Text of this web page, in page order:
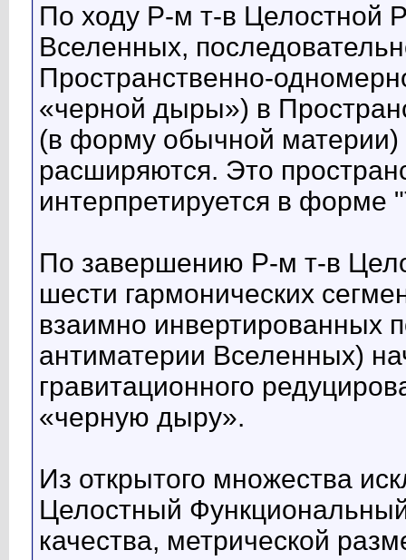
По ходу Р-м т-в Целостной
Вселенных,
Пространственно-
«черной дыры») в
(в форму обычной
расширяются. Это
интерпретируется в форме
По завершению Р-м т-в
шести гармонических
взаимно инвертированных
антиматерии Вселенных)
гравитационного
«черную дыру».
Из открытого множества
Целостный
качества, метрической